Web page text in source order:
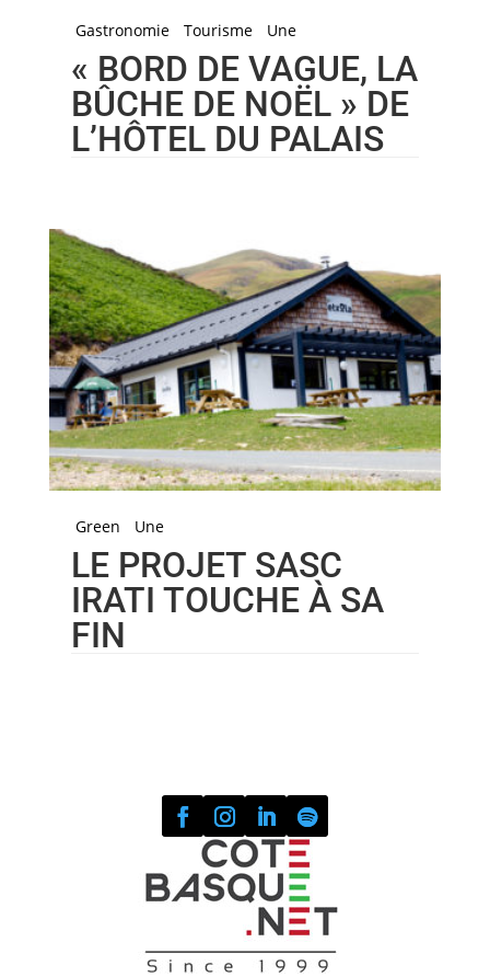
Gastronomie Tourisme Une
« BORD DE VAGUE, LA
BÛCHE DE NOËL » DE
L’HÔTEL DU PALAIS
Green Une
LE PROJET SASC
IRATI TOUCHE À SA
FIN